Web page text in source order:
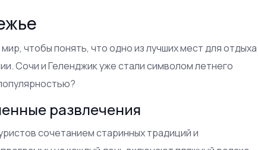
чтобы понять, что одно из лучших мест для отдыха
Сочи и Геленджик уже стали символом летнего
развлечения
сочетанием старинных традиций и